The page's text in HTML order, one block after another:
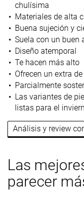
chulísima
Materiales de alta
Buena sujeción y
Suela con un buen
Diseño atemporal
Te hacen más alto
Ofrecen un extra
Parcialmente
Las variantes de
listas para el
Análisis y review
Las
parecer